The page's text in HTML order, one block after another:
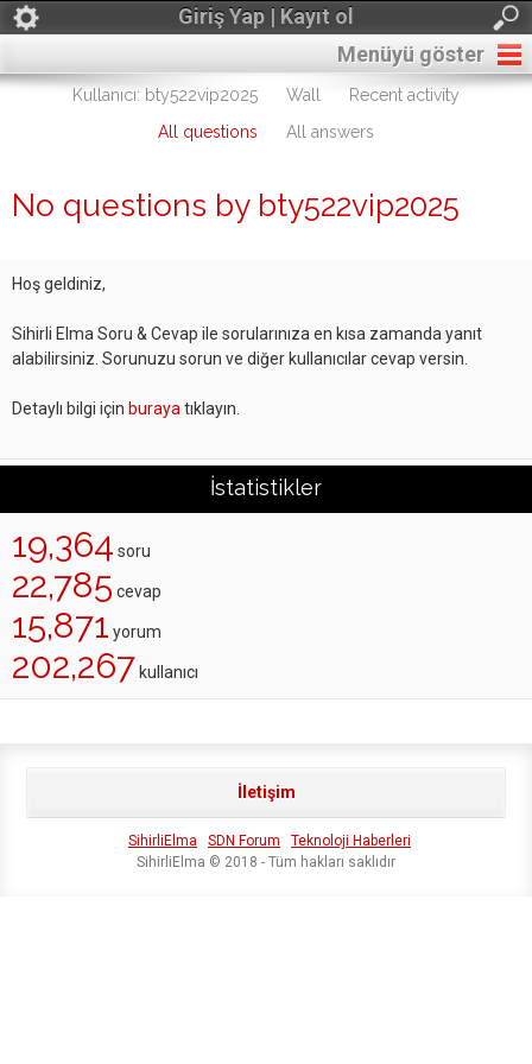
Giriş Yap | Kayıt ol
Menüyü göster
Kullanıcı: bty522vip2025 Wall
Recent activity
All questions
All answers
No questions by bty522vip2025
Hoş geldiniz,
Sihirli Elma Soru & Cevap ile sorularınıza en kısa zamanda yanıt
alabilirsiniz. Sorunuzu sorun ve diğer kullanıcılar cevap versin.
Detaylı bilgi için buraya tıklayın.
İstatistikler
19,364 soru
22,785 cevap
15,871 yorum
202,267 kullanıcı
İletişim
SihirliElma SDN Forum
Teknoloji Haberleri
SihirliElma © 2018 - Tüm hakları saklıdır